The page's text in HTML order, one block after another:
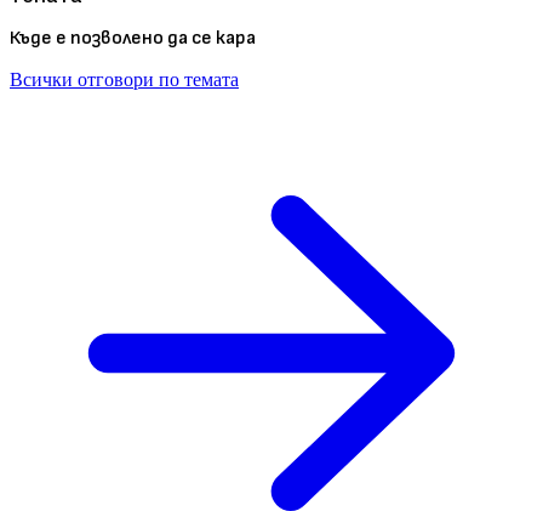
Къде е позволено да се кара
Всички отговори по темата